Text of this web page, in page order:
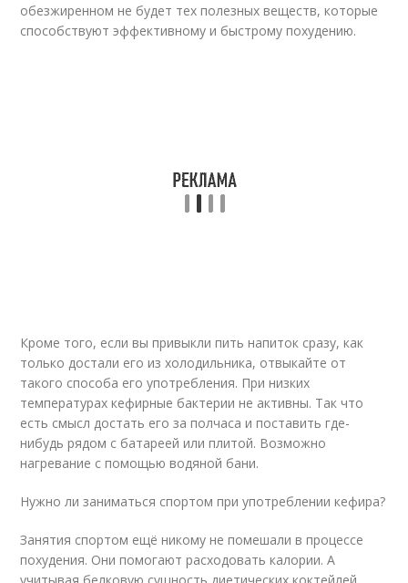
обезжиренном не будет тех полезных веществ, которые
способствуют эффективному и быстрому похудению.
Кроме того, если вы привыкли пить напиток сразу, как
только достали его из холодильника, отвыкайте от
такого способа его употребления. При низких
температурах кефирные бактерии не активны. Так что
есть смысл достать его за полчаса и поставить где-
нибудь рядом с батареей или плитой. Возможно
нагревание с помощью водяной бани.
Нужно ли заниматься спортом при употреблении кефира?
Занятия спортом ещё никому не помешали в процессе
похудения. Они помогают расходовать калории. А